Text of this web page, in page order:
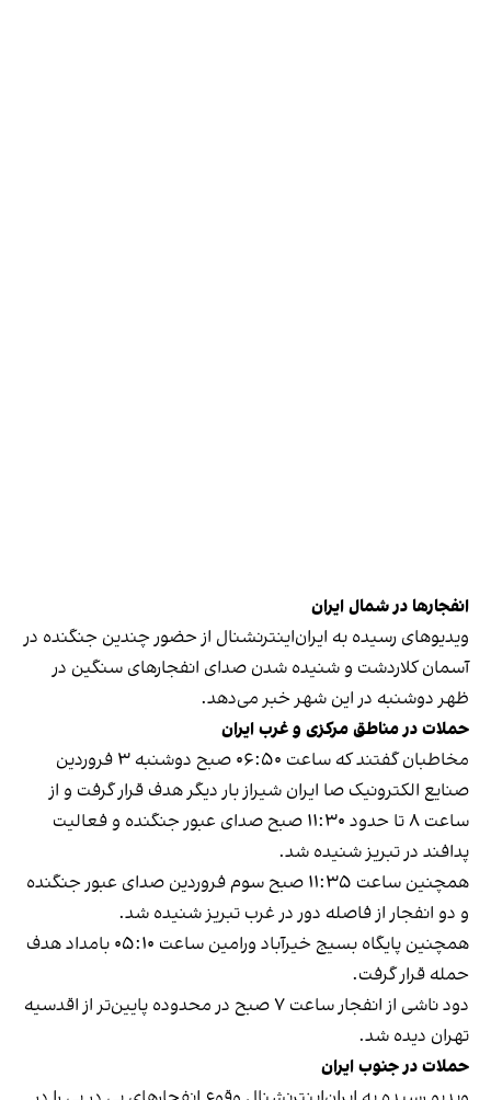
انفجارها در شمال ایران
ویدیوهای رسیده به ایران‌اینترنشنال از حضور چندین جنگنده در
آسمان کلاردشت و شنیده شدن صدای انفجارهای سنگین در
ظهر دوشنبه در این شهر خبر می‌دهد.
حملات در مناطق مرکزی و غرب ایران
مخاطبان گفتند که ساعت ۰۶:۵۰ صبح دوشنبه ۳ فروردین
صنایع الکترونیک صا ایران شیراز بار دیگر هدف قرار گرفت و از
ساعت ۸ تا حدود ۱۱:۳۰ صبح صدای عبور جنگنده و فعالیت
پدافند در تبریز شنیده شد.
همچنین ساعت ۱۱:۳۵ صبح سوم فروردین صدای عبور جنگنده
و دو انفجار از فاصله دور در غرب تبریز شنیده شد.
همچنین پایگاه بسیج خیرآباد ورامین ساعت ۰۵:۱۰ بامداد هدف
حمله قرار گرفت.
دود ناشی از انفجار ساعت ۷ صبح در محدوده پایین‌تر از اقدسیه
تهران دیده شد.
حملات در جنوب ایران